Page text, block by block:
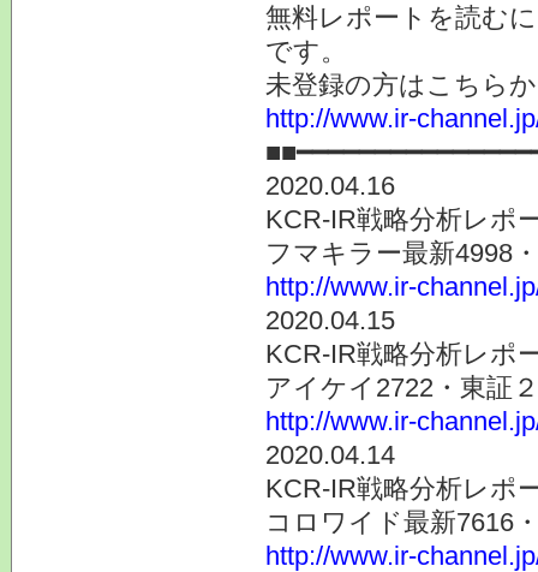
無料レポートを読む
です。
未登録の方はこちら
http://www.ir-
2020.04.16
KCR-IR戦略分析レ
フマキラー最新4998
http://www.ir-
2020.04.15
KCR-IR戦略分析レポ
アイケイ2722・東証
http://www.ir-
2020.04.14
KCR-IR戦略分析レポ
コロワイド最新7616
http://www.ir-